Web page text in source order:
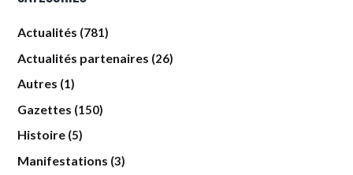
Actualités (781)
Actualités partenaires (26)
Autres (1)
Gazettes (150)
Histoire (5)
Manifestations (3)